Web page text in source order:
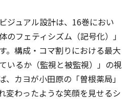
ジュアル設計は、16巻におい
のフェティシズム（記号化）」
。構成・コマ割りにおける最大
いるか（監視と被監視）」の視
、カヨが小田原の「曽根薬局」
変わったような笑顔を見せるシ